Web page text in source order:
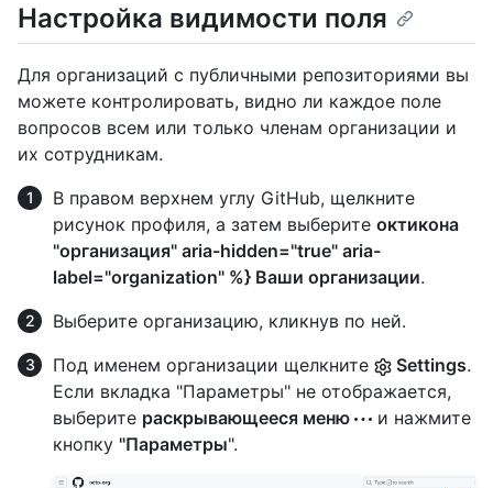
Настройка видимости поля
Для организаций с публичными репозиториями вы
можете контролировать, видно ли каждое поле
вопросов всем или только членам организации и
их сотрудникам.
В правом верхнем углу GitHub, щелкните
рисунок профиля, а затем выберите октикона
"организация" aria-hidden="true" aria-
label="organization" %} Ваши организации.
Выберите организацию, кликнув по ней.
Под именем организации щелкните
Settings.
Если вкладка "Параметры" не отображается,
выберите раскрывающееся меню
и нажмите
кнопку "Параметры".